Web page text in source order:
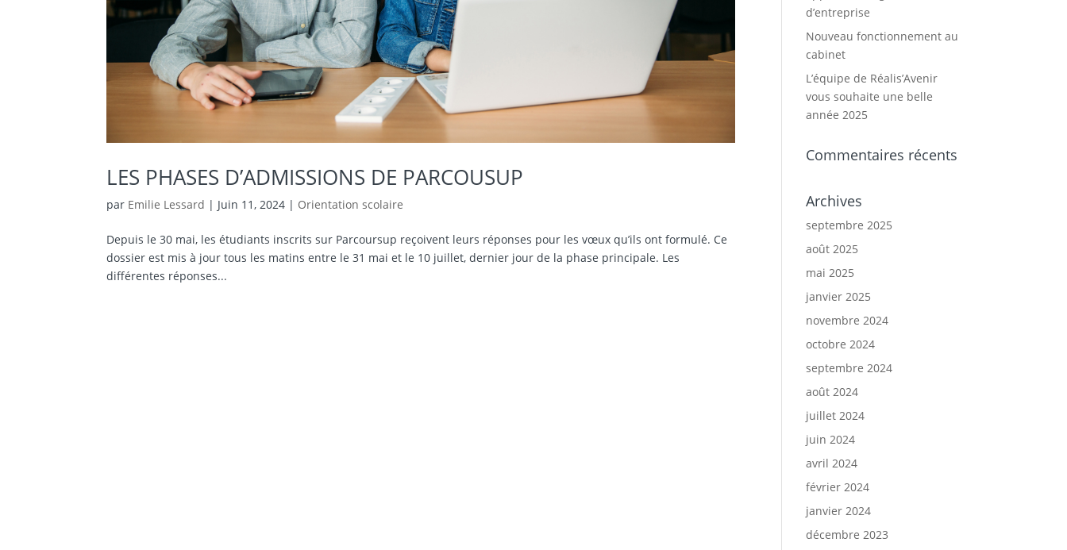
LES PHASES D’ADMISSIONS DE PARCOUSUP
par Emilie Lessard | Juin 11, 2024 | Orientation scolaire
Depuis le 30 mai, les étudiants inscrits sur Parcoursup reçoivent leurs réponses pour les vœux qu’ils ont formulé. Ce
dossier est mis à jour tous les matins entre le 31 mai et le 10 juillet, dernier jour de la phase principale. Les
différentes réponses...
d’entreprise
Nouveau fonctionnement au
cabinet
L’équipe de Réalis’Avenir
vous souhaite une belle
année 2025
Commentaires récents
Archives
septembre 2025
août 2025
mai 2025
janvier 2025
novembre 2024
octobre 2024
septembre 2024
août 2024
juillet 2024
juin 2024
avril 2024
février 2024
janvier 2024
décembre 2023